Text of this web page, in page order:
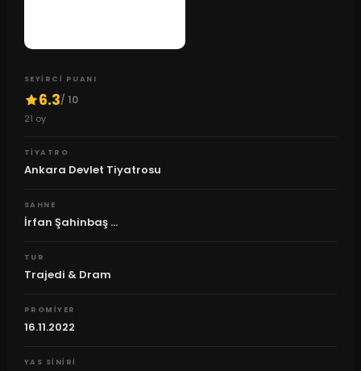
SEYIRCI PUANI
6.3/ 10
21 oy
TIYATRO
Ankara Devlet Tiyatrosu
SAHNE
İrfan Şahinbaş ...
TUR
Trajedi & Dram
PROMIYER
16.11.2022
YAS SINIRI